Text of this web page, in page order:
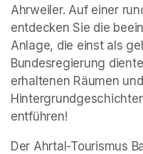
Ahrweiler. Auf einer
entdecken Sie die
Anlage, die einst als
Bundesregierung
erhaltenen Räumen
entführen!
Der Ahrtal-Tourismus